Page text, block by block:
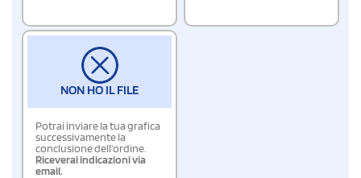
NON HO IL FILE
Potrai inviare la tua grafica
successivamente la
conclusione dell'ordine.
Riceverai indicazioni via
email.